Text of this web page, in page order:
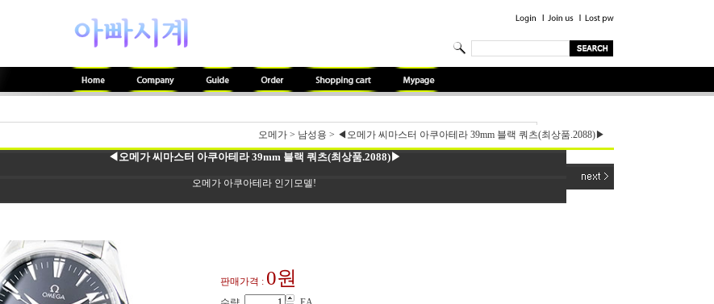
오메가 > 남성용 > ◀오메가 씨마스터 아쿠아테라 39mm 블랙 쿼츠(최상품.2088)▶
◀오메가 씨마스터 아쿠아테라 39mm 블랙 쿼츠(최상품.2088)▶
오메가 아쿠아테라 인기모델!
판매가격 : 0원